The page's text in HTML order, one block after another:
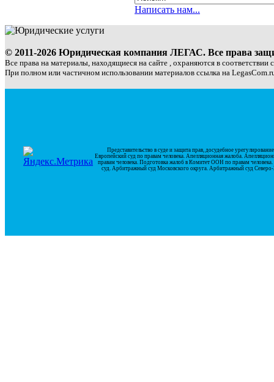
Написать нам...
© 2011-2026 Юридическая компания ЛЕГАС. Все права
Все права на материалы, находящиеся на сайте , охраняются в соответствии
При полном или частичном использовании материалов ссылка на
Представительство в суде и защита прав, досудебное
Европейский суд по правам человека. Апелляционная жалоба.
правам человека. Подготовка жалоб в Комитет ООН по правам
суд. Арбитражный суд Московского округа. Арбитражный суд